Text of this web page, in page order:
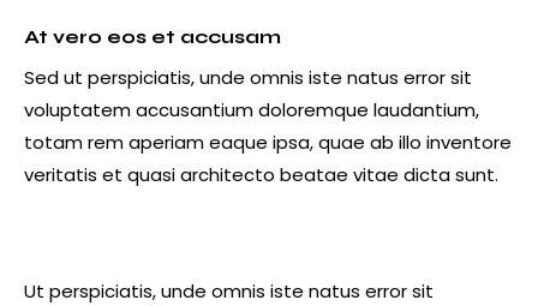
At vero eos et accusam
Sed ut perspiciatis, unde omnis iste natus error sit
voluptatem accusantium doloremque laudantium,
totam rem aperiam eaque ipsa, quae ab illo inventore
veritatis et quasi architecto beatae vitae dicta sunt.
Ut perspiciatis, unde omnis iste natus error sit